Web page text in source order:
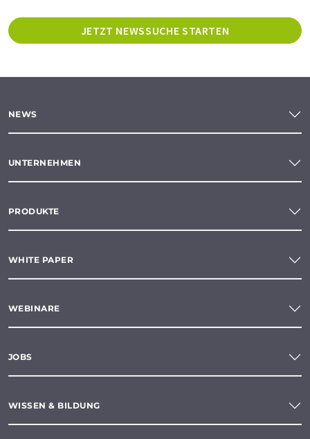
JETZT NEWSSUCHE STARTEN
NEWS
UNTERNEHMEN
PRODUKTE
WHITE PAPER
WEBINARE
JOBS
WISSEN & BILDUNG